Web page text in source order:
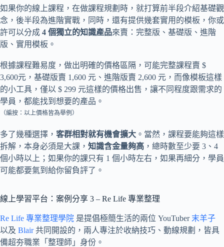
如果你的線上課程，在做課程規劃時，就打算前半段介紹基礎觀
念，後半段為進階實戰，同時，還有提供幾套實用的模板，你或
許可以分成 4 個獨立的知識產品來賣：完整版、基礎版、進階
版、實用模板。
根據課程難易度，做出明確的價格區隔，可能完整課程賣 $
3,600元，基礎版賣 1,600 元、進階版賣 2,600 元，而像模板這樣
的小工具，僅以 $ 299 元這樣的價格出售，讓不同程度跟需求的
學員，都能找到想要的產品。
（編按：以上價格皆為舉例）
多了幾種選擇， 客群相對就有機會擴大 。當然，課程要能夠這樣
拆解，本身必須是大課， 知識含金量夠高 ，總時數至少要 3、4
個小時以上；如果你的課只有 1 個小時左右，如果再細分，學員
可能都要氣到給你留負評了。
線上學習平台：案例分享 3 – Re Life 專業整理
Re Life 專業整理學院 是提倡極簡生活的兩位 YouTuber 末羊子
以及 Blair共同開設的，兩人專注於收納技巧、動線規劃，皆具
備超夯職業「整理師」身份。